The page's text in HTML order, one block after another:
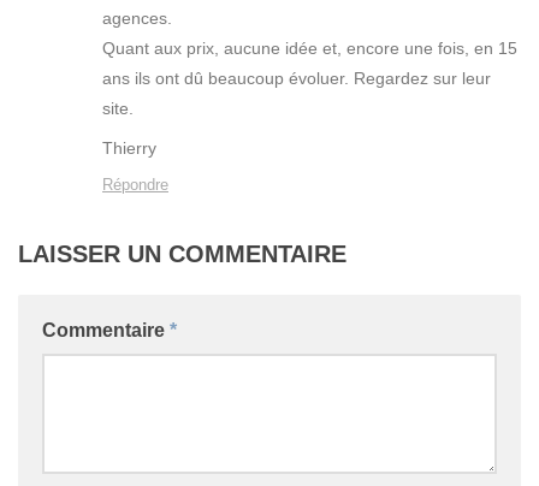
agences.
Quant aux prix, aucune idée et, encore une fois, en 15
ans ils ont dû beaucoup évoluer. Regardez sur leur
site.
Thierry
Répondre
LAISSER UN COMMENTAIRE
Commentaire *